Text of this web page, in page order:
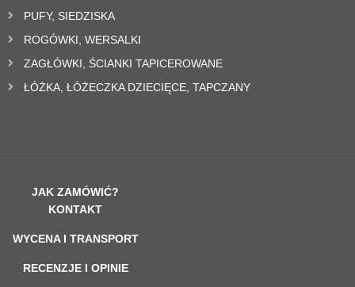
PUFY, SIEDZISKA
ROGÓWKI, WERSALKI
ZAGŁÓWKI, ŚCIANKI TAPICEROWANE
ŁÓŻKA, ŁÓŻECZKA DZIECIĘCE, TAPCZANY
JAK ZAMÓWIĆ?
KONTAKT
WYCENA I TRANSPORT
RECENZJE I OPINIE